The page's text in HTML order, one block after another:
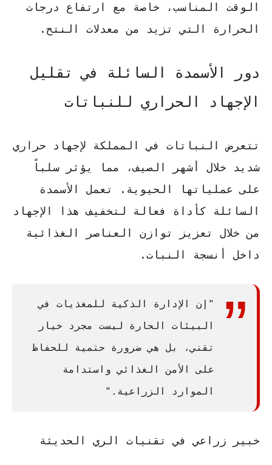
الوقت المناسب، خاصة مع ارتفاع درجات
الحرارة التي تزيد من معدلات النتح.
دور الأسمدة السائلة في تقليل
الإجهاد الحراري للنباتات
تتعرض النباتات في المملكة لإجهاد حراري
شديد خلال أشهر الصيف، مما يؤثر سلباً
على عملياتها الحيوية. تعمل الأسمدة
السائلة كأداة فعالة لتخفيف هذا الإجهاد
من خلال تعزيز توازن العناصر الغذائية
داخل أنسجة النبات.
"إن الإدارة الذكية للمغذيات في
البيئات الحارة ليست مجرد خيار
تقني، بل هي ضرورة حتمية للحفاظ
على الأمن الغذائي واستدامة
الموارد الزراعية."
خبير زراعي في تقنيات الري الحديثة